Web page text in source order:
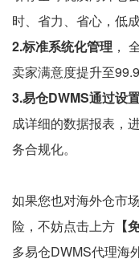
时、省力、省心，低
2.标准系统化管理 ，
卖家满意度提升至
3.易仓DWMS通过设
成详细的数据报表，
务合规化。
如果您也对海外仓市
险，不妨点击上方 【
多易仓DWMS代理海